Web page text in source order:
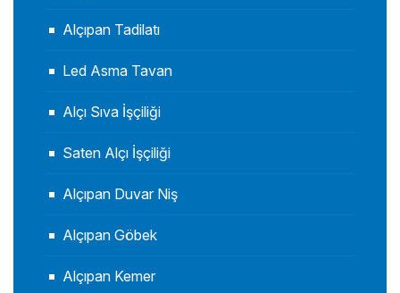
Alçıpan Tadilatı
Led Asma Tavan
Alçı Sıva İşçiliği
Saten Alçı İşçiliği
Alçıpan Duvar Niş
Alçıpan Göbek
Alçıpan Kemer